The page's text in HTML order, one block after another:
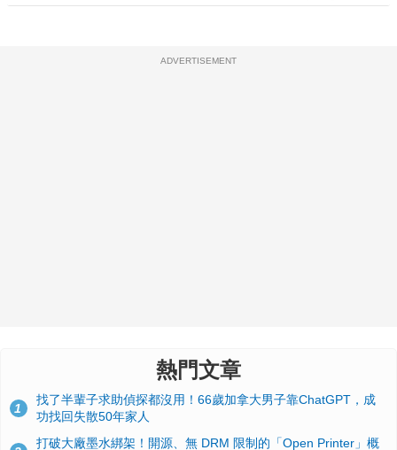
ADVERTISEMENT
熱門文章
1
找了半輩子求助偵探都沒用！66歲加拿大男子靠ChatGPT，成
功找回失散50年家人
打破大廠墨水綁架！開源、無 DRM 限制的「Open Printer」概